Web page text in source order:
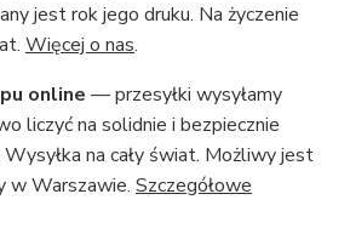
jest rok jego druku. Na życzenie
Więcej o nas.
online — przesyłki wysyłamy
liczyć na solidnie i bezpiecznie
na cały świat. Możliwy jest
w Warszawie. Szczegółowe